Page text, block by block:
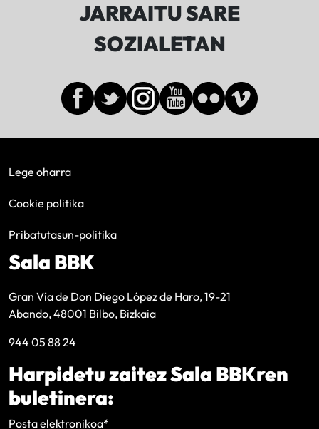
JARRAITU SARE
SOZIALETAN
Lege oharra
Cookie politika
Pribatutasun-politika
Sala BBK
Gran Vía de Don Diego López de Haro, 19-21
Abando, 48001 Bilbo, Bizkaia
944 05 88 24
Harpidetu zaitez Sala BBKren
buletinera:
Posta elektronikoa*